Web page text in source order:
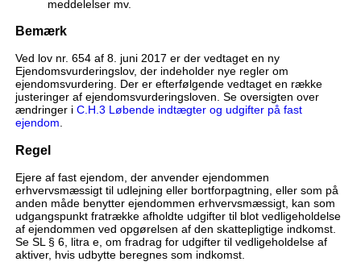
meddelelser mv.
Bemærk
Ved lov nr. 654 af 8. juni 2017 er der vedtaget en ny
Ejendomsvurderingslov, der indeholder nye regler om
ejendomsvurdering. Der er efterfølgende vedtaget en række
justeringer af ejendomsvurderingsloven. Se oversigten over
ændringer i C.H.3 Løbende indtægter og udgifter på fast
ejendom.
Regel
Ejere af fast ejendom, der anvender ejendommen
erhvervsmæssigt til udlejning eller bortforpagtning, eller som på
anden måde benytter ejendommen erhvervsmæssigt, kan som
udgangspunkt fratrække afholdte udgifter til blot vedligeholdelse
af ejendommen ved opgørelsen af den skattepligtige indkomst.
Se SL § 6, litra e, om fradrag for udgifter til vedligeholdelse af
aktiver, hvis udbytte beregnes som indkomst.